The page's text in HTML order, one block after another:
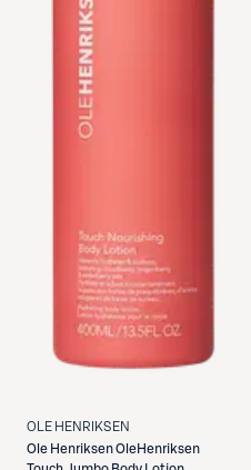
OLE HENRIKSEN
Ole HenriksenOleHenriksen